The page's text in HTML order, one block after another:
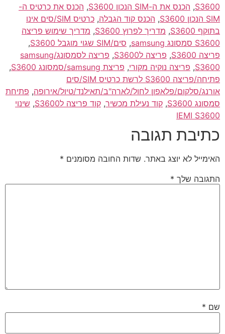
S3600
, הכנס את ה-SIM הנכון S3600 , הכנס את כרטיס ה-
SIM הנכון S3600
, הכנס קוד הגבלה,
כרטיס SIM/סים אינו
בתוקף S3600
, מדריך לפרוץ S3600 , מדריך שימוש פריצה
S3600 סמסונג samsung
, סים/SIM שגוי מוגבל S3600
,
פריצה S3600
, פריצה לS3600 ,
פריצה לסמסונג/samsung
S3600
, פריצה נוקיה מקורי, פריצת samsung/סמסונג S3600
,
פתיחה/פריצה S3600 לרשת כרטיס SIM/סים
אורנג/סלקום/פלאפון לחול/לארה"ב/תאילנד/טיול/אירופה, פתיחת
סמסונג S3600
, קוד נעילת מכשיר, קוד פריצה לS3600 , שינוי
IEMI S3600
כתיבת תגובה
האימייל לא יוצג באתר. שדות החובה מסומנים *
התגובה שלך *
שם *